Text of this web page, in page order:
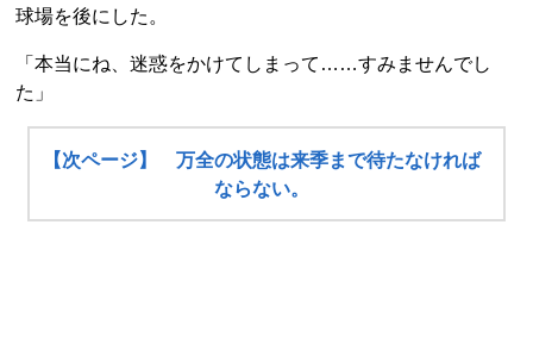
球場を後にした。
「本当にね、迷惑をかけてしまって……すみませんでし
た」
【次ページ】 万全の状態は来季まで待たなければ
ならない。